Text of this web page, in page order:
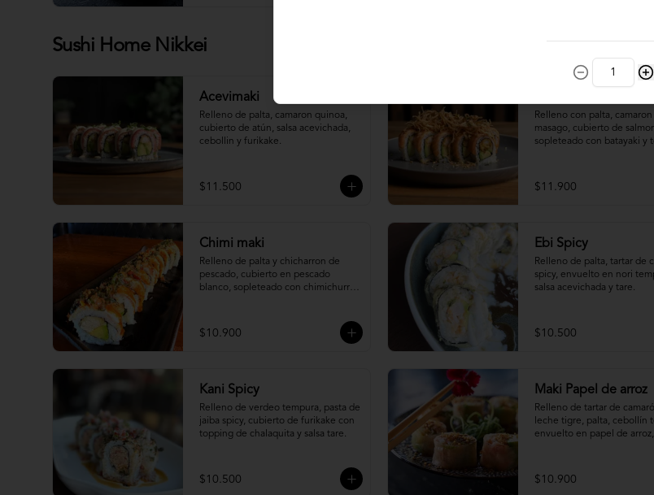
Sushi Home Nikkei
Acevimaki
Relleno de palta, camaron quinoa,
cubierto de atún, salsa acevichada,
cebollin y furikake.
$11.500
Relleno con palta,
masago, cubierto de
sopleteado con batayaki y
$11.900
Chimi maki
Relleno de palta y chicharron de
pescado, cubierto en pescado
blanco, sopleteado con chimichurri
$10.900
Ebi Spicy
Relleno de palta, tartar de
spicy, envuelto en nori
salsa acevichada y tare.
$10.500
Kani Spicy
Relleno de verdeo tempura, pasta de
jaiba spicy, cubierto de furikake con
topping de chalaquita y salsa tare.
$10.500
Maki Papel de arroz
Relleno de tartar de
leche tigre, palta, cebollín
envuelto en papel de arroz,
$10.900